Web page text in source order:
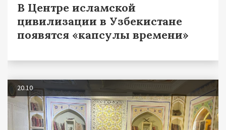
В Центре исламской
цивилизации в Узбекистане
появятся «капсулы времени»
20.10